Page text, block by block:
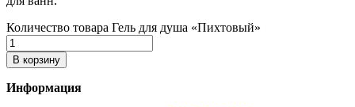
Количество товара Гель для душа «Пихтовый»
В корзину
Информация